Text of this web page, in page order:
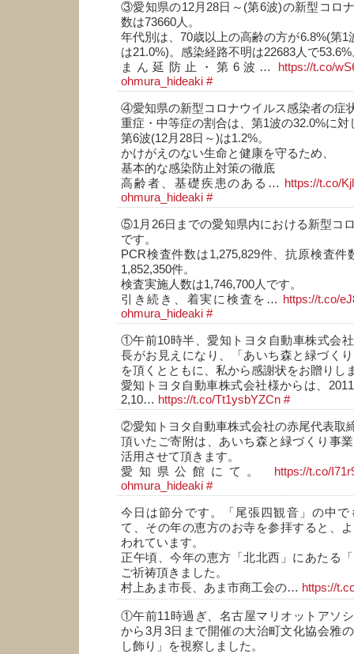
③愛知県の12月28日～(第6波)の新型コロ
数は73660人。
年代別は、70歳以上の高齢の方が6.8%(第1
は21.0%)。感染経路不明は22683人で53.6%
まん延防止・第6波…
https://t.co/
ohmura_hideaki #
④愛知県の新型コロナウイルス感染者の症
重症・中等症の割合は、第1波の32.0%に対
第6波(12月28日～)は1.2%。
かけがえのない生命と健康を守るため、
基本的な感染防止対策の徹底
高齢者、基礎疾患のある…
https://t.co/
ohmura_hideaki #
⑤1月26日までの愛知県内における新型コ
です。
PCR検査件数は1,275,829件、抗原検査件
1,852,350件。
検査実施人数は1,746,700人です。
引き続き、着実に検査を…
https://t.co/
ohmura_hideaki #
①午前10時半、愛知トヨタ自動車株式会
長がお見えになり、「あいち森と緑づく
を頂くとともに、私から感謝状をお贈りし
愛知トヨタ自動車株式会社様からは、
2,10… https://t.co/Tt1ysbYZCn #
②愛知トヨタ自動車株式会社の赤尾代表取
頂いたご寄附は、あいち森と緑づくり事
活用させて頂きます。
愛知県公館にて。
https://t.co/
ohmura_hideaki #
今日は節分です。「尾張四観音」の中
て、その年の恵方のお寺を参拝すると、
われています。
正午頃、今年の恵方「北北西」にあたる
ご祈祷頂きました。
村上あま市長、あま市商工会の… https://
①午前11時過ぎ、名古屋マリオットアソ
から3月3日まで開催の大治町文化協会雅
し飾り」を視察しました。